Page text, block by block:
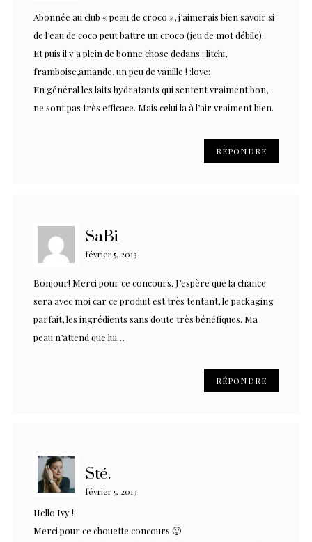
Abonnée au club « peau de croco », j’aimerais bien savoir si
de l’eau de coco peut battre un croco (jeu de mot débile).
Et puis il y a plein de bonne chose dedans : litchi,
framboise,amande, un peu de vanille ! :love:
En général les laits hydratants qui sentent vraiment bon,
ne sont pas très efficace. Mais celui la à l’air vraiment bien.
RÉPONDRE
SaBi
février 5, 2013
Bonjour! Merci pour ce concours. J’espère que la chance
sera avec moi car ce produit est très tentant, le packaging
parfait, les ingrédients sans doute très bénéfiques. Ma
peau n’attend que lui…
RÉPONDRE
Sté.
février 5, 2013
Hello Ivy !
Merci pour ce chouette concours 🙂